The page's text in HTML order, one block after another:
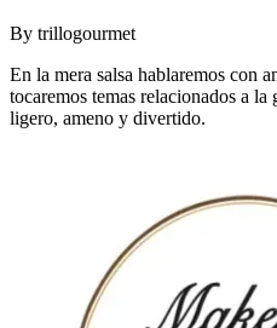
By trillogourmet
En la mera salsa hablaremos con
tocaremos temas relacionados a
ligero, ameno y divertido.